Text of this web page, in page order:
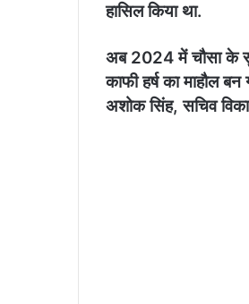
हासिल किया था.
अब 2024 में चौसा के
काफी हर्ष का माहौल
अशोक सिंह, सचिव